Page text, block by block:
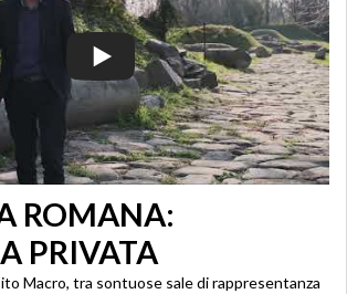
ROMANA:
PRIVATA
Macro, tra sontuose sale di rappresentanza